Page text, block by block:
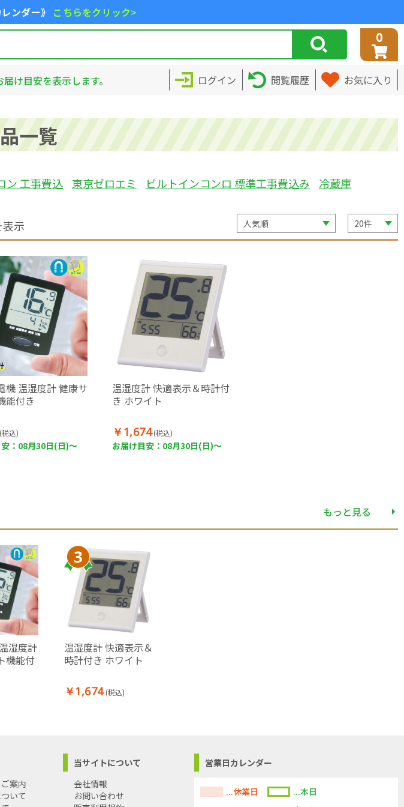
ンダー》 こちらをクリック>
0
け目安を表示します。 ログイン 閲覧履歴 お気に入り
一覧
ン 工事費込 東京ゼロエミ ビルトインコンロ 標準工事費込み 冷蔵庫
示
機 温湿度計 健康サ
能付き
(税込)
：08月30日(日)～
温湿度計 快適表示＆時計付
き ホワイト
￥1,674 (税込)
お届け目安：08月30日(日)～
もっと見る
湿度計
機能付
温湿度計 快適表示＆
時計付き ホワイト
￥1,674 (税込)
案内
いて
当サイトについて
会社情報
お問い合わせ
営業日カレンダー
...休業日
...本日